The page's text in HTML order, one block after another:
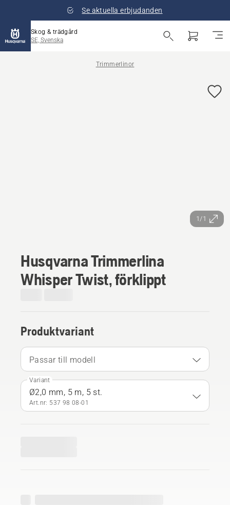
Se aktuella erbjudanden
Skog & trädgård
SE, Svenska
Trimmerlinor
1/1
Husqvarna Trimmerlina
Whisper Twist, förklippt
Produktvariant
Passar till modell
Variant
Ø2,0 mm, 5 m, 5 st.
Art.nr: 537 98 08‑01